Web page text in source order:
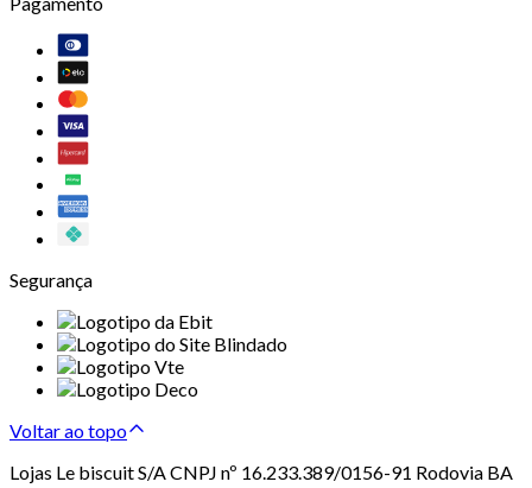
Segurança
Voltar ao topo
Lojas Le biscuit S/A CNPJ nº 16.233.389/0156-91 Rodovia BA